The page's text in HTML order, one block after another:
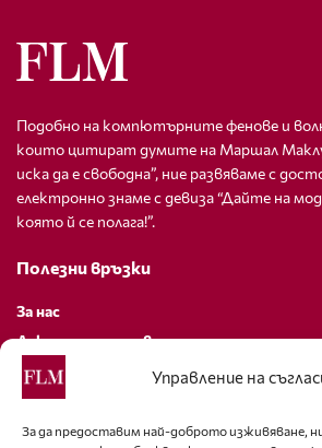
Управление на
За да предоставим най-доброто изживяване,
Подобно на компютърните фенове и
които цитират думите на Маршал
иска да е свободна”, ние развяваме с
електронно знаме с девиза “Дайте на
която й се полага!”.
Полезни връзки
За нас
Декларация за поверителност
Политика за бисквитки
За контакти